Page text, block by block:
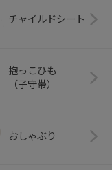
チャイルドシート
抱っこひも
（子守帯）
おしゃぶり